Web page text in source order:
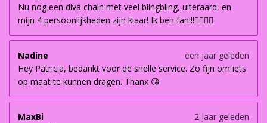
Nu nog een diva chain met veel blingbling, uiteraard, en
mijn 4 persoonlijkheden zijn klaar! Ik ben fan!!!👌🏽👌🏽
Nadine
een jaar geleden
Hey Patricia, bedankt voor de snelle service. Zo fijn om iets
op maat te kunnen dragen. Thanx 😘
MaxBi
2 jaar geleden